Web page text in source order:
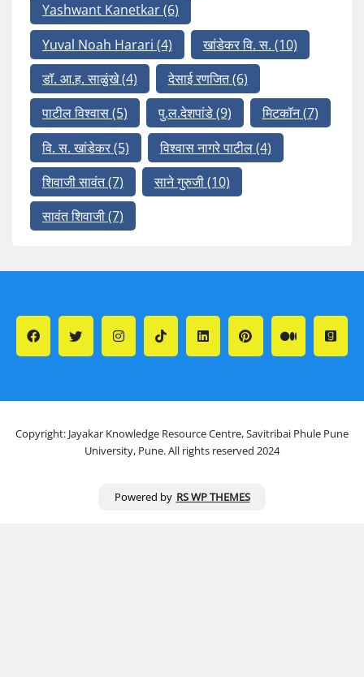
Yashwant Kanetkar(6)
Yuval Noah Harari (4) खांडेकर वि. स. (10)
डॉ. आ.ह. साळुंखे(4) देसाई रणजित(6)
पाटील विश्वास(5) पु.ल.देशपांडे(9) मिटकॉन(7)
वि. स. खांडेकर(5) विश्वास नागरे पाटील(4)
शिवाजी सावंत(7) साने गुरुजी(10)
सावंत शिवाजी(7)
Copyright: Jayakar Knowledge Resource Centre, Savitribai Phule Pune
University, Pune. All rights reserved 2024
Powered by RS WP THEMES